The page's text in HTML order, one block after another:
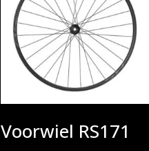
Voorwiel RS171